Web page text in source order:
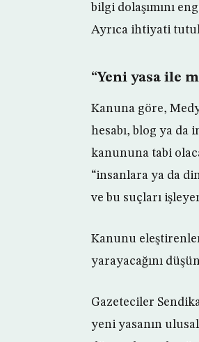
bilgi dolaşımını
Ayrıca ihtiyati
“Yeni yasa ile
Kanuna göre,
hesabı, blog ya da
kanununa tabi
“insanlara ya da
ve bu suçları
Kanunu
yarayacağını
Gazeteciler
yeni yasanın